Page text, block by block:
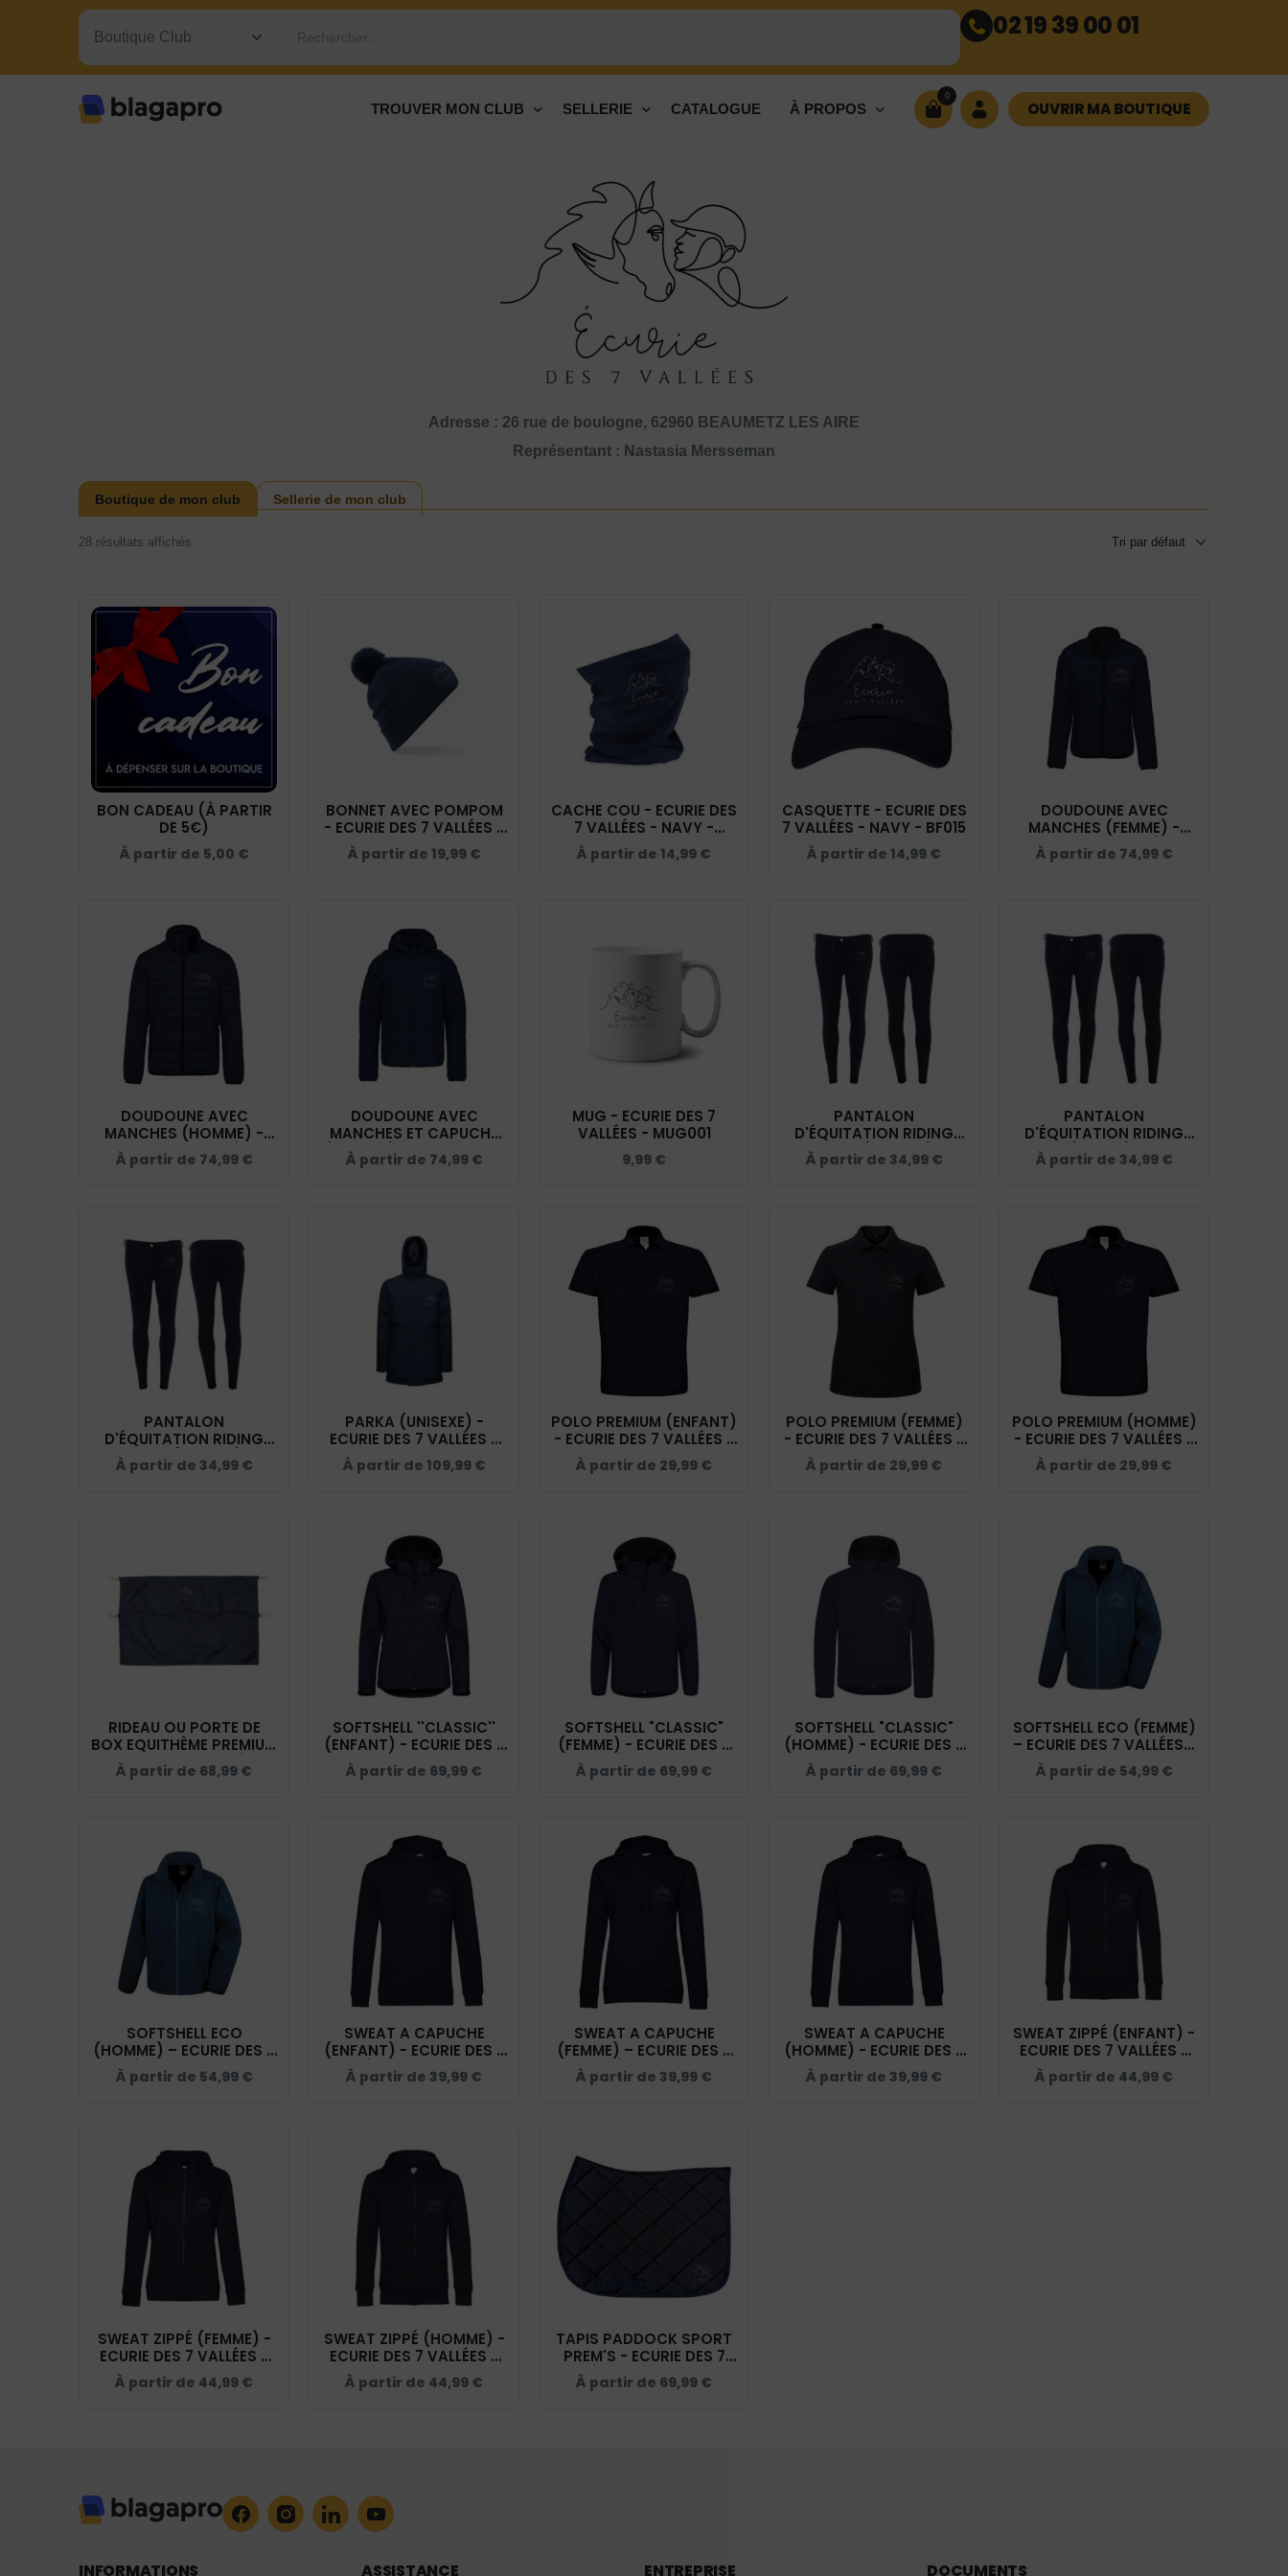
Rechercher… 02 19 39 00 01
TROUVER MON CLUB SELLERIE CATALOGUE À PROPOS
0
OUVRIR MA BOUTIQUE
Adresse : 26 rue de boulogne, 62960 BEAUMETZ LES AIRE
Représentant : Nastasia Mersseman
Boutique de mon club Sellerie de mon club
28 résultats affichés
BON CADEAU (À PARTIR
DE 5€)
À partir de 5,00 €
BONNET AVEC POMPOM
- ECURIE DES 7 VALLÉES -
NAVY - BF426
À partir de 19,99 €
CACHE COU - ECURIE DES
7 VALLÉES - NAVY -
BF900
À partir de 14,99 €
CASQUETTE - ECURIE DES
7 VALLÉES - NAVY - BF015
À partir de 14,99 €
DOUDOUNE AVEC
MANCHES (FEMME) -
ECURIE DES 7 VALLÉES -
NAVY - K6121
À partir de 74,99 €
DOUDOUNE AVEC
MANCHES (HOMME) -
ECURIE DES 7 VALLÉES -
NAVY - K6120
À partir de 74,99 €
DOUDOUNE AVEC
MANCHES ET CAPUCHE
(ENFANT) - ECURIE DES 7
VALLÉES - NAVY - K6112
À partir de 74,99 €
MUG - ECURIE DES 7
VALLÉES - MUG001
9,99 €
PANTALON
D'ÉQUITATION RIDING
WORLD (ENFANT) -
ECURIE DES 7 VALLÉES -
À partir de 34,99 €
PANTALON
D'ÉQUITATION RIDING
WORLD (FEMME) - ECURIE
DES 7 VALLÉES - NAVY -
À partir de 34,99 €
PANTALON
D'ÉQUITATION RIDING
WORLD (HOMME) -
ECURIE DES 7 VALLÉES -
À partir de 34,99 €
PARKA (UNISEXE) -
ECURIE DES 7 VALLÉES -
NAVY - PK543
À partir de 109,99 €
POLO PREMIUM (ENFANT)
- ECURIE DES 7 VALLÉES -
NAVY - K249
À partir de 29,99 €
POLO PREMIUM (FEMME)
- ECURIE DES 7 VALLÉES -
NAVY - BCW463
À partir de 29,99 €
POLO PREMIUM (HOMME)
- ECURIE DES 7 VALLÉES -
NAVY - BCU426
À partir de 29,99 €
RIDEAU OU PORTE DE
BOX EQUITHÈME PREMIUM
- ECURIE DES 7 VALLÉES -
NAVY - RP001
À partir de 68,99 €
SOFTSHELL ''CLASSIC''
(ENFANT) - ECURIE DES 7
VALLÉES - NAVY -
0200909
À partir de 69,99 €
SOFTSHELL "CLASSIC"
(FEMME) - ECURIE DES 7
VALLÉES - NAVY -
0200917
À partir de 69,99 €
SOFTSHELL "CLASSIC"
(HOMME) - ECURIE DES 7
VALLÉES - NAVY -
0200912
À partir de 69,99 €
SOFTSHELL ECO (FEMME)
– ECURIE DES 7 VALLÉES -
NAVY - R231F
À partir de 54,99 €
SOFTSHELL ECO
(HOMME) – ECURIE DES 7
VALLÉES - NAVY - RS231
À partir de 54,99 €
SWEAT A CAPUCHE
(ENFANT) - ECURIE DES 7
VALLÉES - NAVY - K477
À partir de 39,99 €
SWEAT A CAPUCHE
(FEMME) – ECURIE DES 7
VALLÉES - NAVY -
BCW34B
À partir de 39,99 €
SWEAT A CAPUCHE
(HOMME) - ECURIE DES 7
VALLÉES - NAVY -
BCU33B
À partir de 39,99 €
SWEAT ZIPPÉ (ENFANT) -
ECURIE DES 7 VALLÉES -
NAVY - K455
À partir de 44,99 €
SWEAT ZIPPÉ (FEMME) -
ECURIE DES 7 VALLÉES -
NAVY - BCW03Q
À partir de 44,99 €
SWEAT ZIPPÉ (HOMME) -
ECURIE DES 7 VALLÉES -
NAVY - BCU03K
À partir de 44,99 €
TAPIS PADDOCK SPORT
PREM'S - ECURIE DES 7
VALLÉES - NAVY - 20474
À partir de 69,99 €
INFORMATIONS ASSISTANCE ENTREPRISE DOCUMENTS